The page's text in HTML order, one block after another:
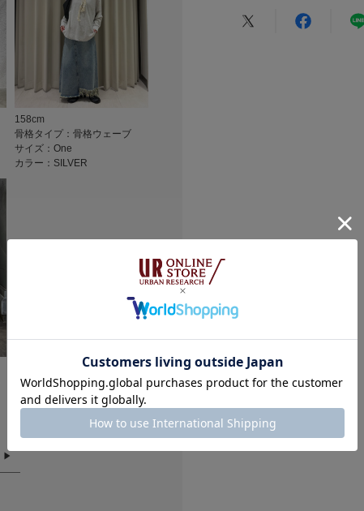
158cm
骨格タイプ：骨格ウェーブ
サイズ：One
カラー：SILVER
タイプ